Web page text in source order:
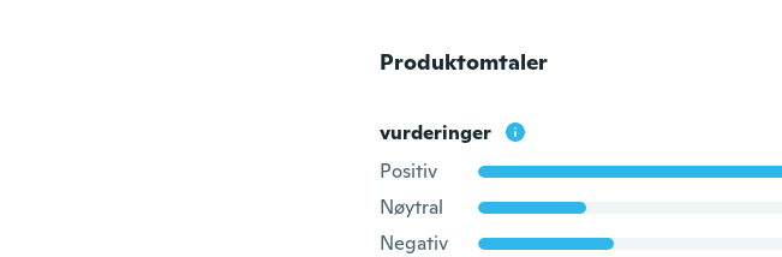
Produktomtaler
vurderinger
Positiv
Nøytral
Negativ